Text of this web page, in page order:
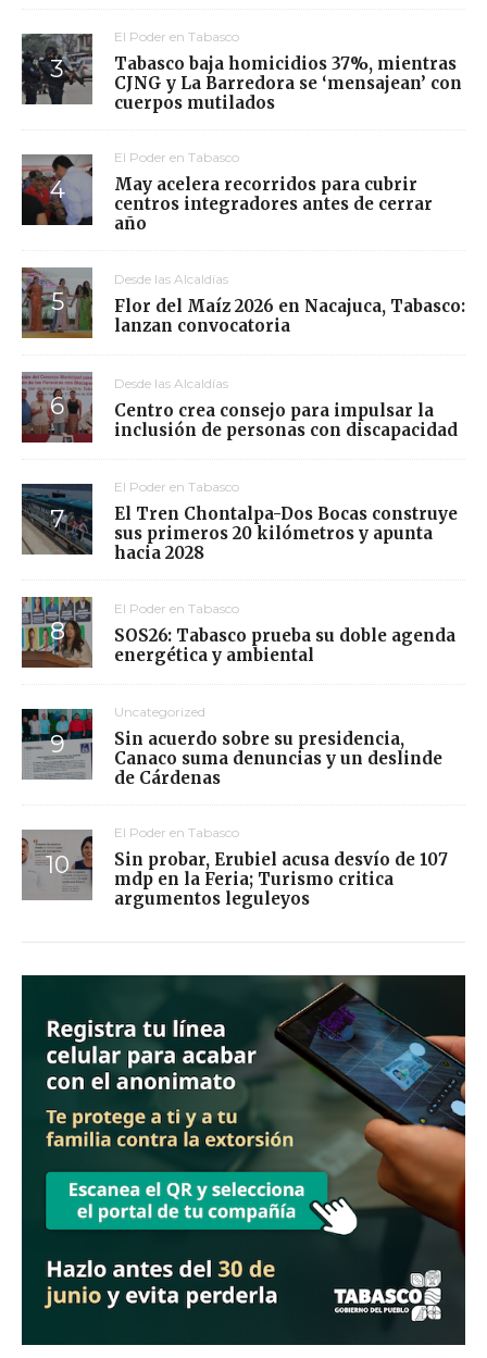
El Poder en Tabasco
Tabasco baja homicidios 37%, mientras
CJNG y La Barredora se ‘mensajean’ con
cuerpos mutilados
El Poder en Tabasco
May acelera recorridos para cubrir
centros integradores antes de cerrar
año
Desde las Alcaldías
Flor del Maíz 2026 en Nacajuca, Tabasco:
lanzan convocatoria
Desde las Alcaldías
Centro crea consejo para impulsar la
inclusión de personas con discapacidad
El Poder en Tabasco
El Tren Chontalpa-Dos Bocas construye
sus primeros 20 kilómetros y apunta
hacia 2028
El Poder en Tabasco
SOS26: Tabasco prueba su doble agenda
energética y ambiental
Uncategorized
Sin acuerdo sobre su presidencia,
Canaco suma denuncias y un deslinde
de Cárdenas
El Poder en Tabasco
Sin probar, Erubiel acusa desvío de 107
mdp en la Feria; Turismo critica
argumentos leguleyos